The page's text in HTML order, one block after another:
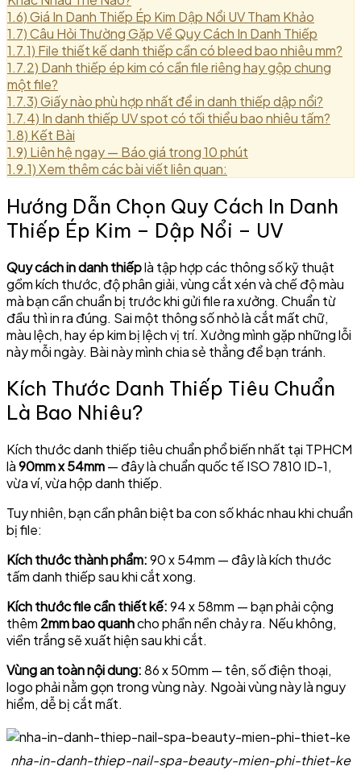
1.6)Giá In Danh Thiếp Ép Kim Dập Nổi UV Tham Khảo
1.7)Câu Hỏi Thường Gặp Về Quy Cách In Danh Thiếp
1.7.1) File thiết kế danh thiếp cần có bleed bao nhiêu mm?
1.7.2) Danh thiếp ép kim có cần file riêng hay gộp chung
một file?
1.7.3)Giấy nào phù hợp nhất để in danh thiếp dập nổi?
1.7.4) In danh thiếp UV spot có tối thiểu bao nhiêu tấm?
1.8) Kết Bài
1.9) Liên hệ ngay — Báo giá trong 10 phút
1.9.1)Xem thêm các bài viết liên quan:
Hướng Dẫn Chọn Quy Cách In Danh
Thiếp Ép Kim – Dập Nổi – UV
Quy cách in danh thiếplà tập hợp các thông số kỹ thuật
gồm kích thước, độ phân giải, vùng cắt xén và chế độ màu
mà bạn cần chuẩn bị trước khi gửi file ra xưởng. Chuẩn từ
đầu thì in ra đúng. Sai một thông số nhỏ là cắt mất chữ,
màu lệch, hay ép kim bị lệch vị trí. Xưởng mình gặp những lỗi
này mỗi ngày. Bài này mình chia sẻ thẳng để bạn tránh.
Kích Thước Danh Thiếp Tiêu Chuẩn
Là Bao Nhiêu?
Kích thước danh thiếp tiêu chuẩn phổ biến nhất tại TPHCM
là90mm x 54mm— đây là chuẩn quốc tế ISO 7810 ID-1,
vừa ví, vừa hộp danh thiếp.
Tuy nhiên, bạn cần phân biệt ba con số khác nhau khi chuẩn
bị file:
Kích thước thành phẩm:90 x 54mm — đây là kích thước
tấm danh thiếp sau khi cắt xong.
Kích thước file cần thiết kế:94 x 58mm — bạn phải cộng
thêm 2mm bao quanhcho phần nền chảy ra. Nếu không,
viền trắng sẽ xuất hiện sau khi cắt.
Vùng an toàn nội dung:86 x 50mm — tên, số điện thoại,
logo phải nằm gọn trong vùng này. Ngoài vùng này là nguy
hiểm, dễ bị cắt mất.
nha-in-danh-thiep-nail-spa-beauty-mien-phi-thiet-ke